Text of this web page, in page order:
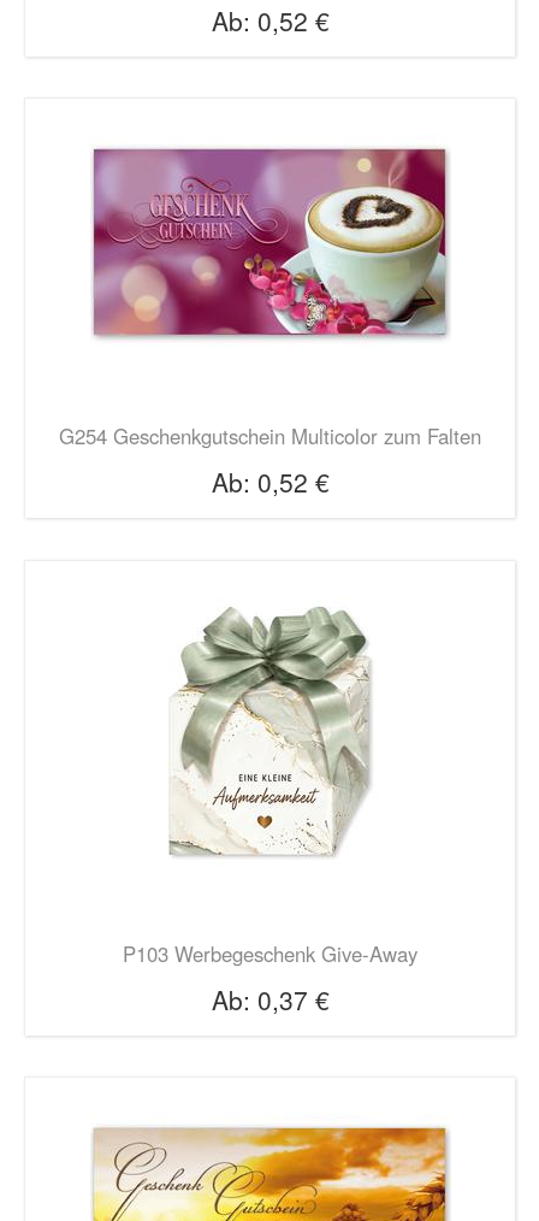
Ab: 0,52 €
G254 Geschenkgutschein Multicolor zum Falten
Ab: 0,52 €
P103 Werbegeschenk Give-Away
Ab: 0,37 €